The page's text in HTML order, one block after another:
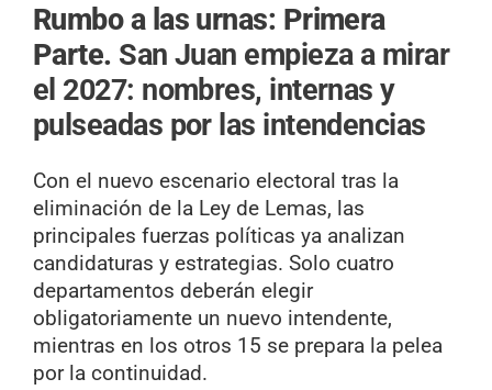
Rumbo a las urnas: Primera
Parte. San Juan empieza a mirar
el 2027: nombres, internas y
pulseadas por las intendencias
Con el nuevo escenario electoral tras la
eliminación de la Ley de Lemas, las
principales fuerzas políticas ya analizan
candidaturas y estrategias. Solo cuatro
departamentos deberán elegir
obligatoriamente un nuevo intendente,
mientras en los otros 15 se prepara la pelea
por la continuidad.